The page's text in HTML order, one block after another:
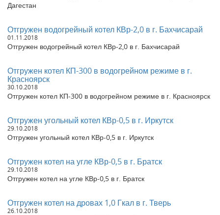
Дагестан
Отгружен водогрейный котел КВр-2,0 в г. Бахчисарай
01.11.2018
Отгружен водогрейный котел КВр-2,0 в г. Бахчисарай
Отгружен котел КП-300 в водогрейном режиме в г.
Красноярск
30.10.2018
Отгружен котел КП-300 в водогрейном режиме в г. Красноярск
Отгружен угольный котел КВр-0,5 в г. Иркутск
29.10.2018
Отгружен угольный котел КВр-0,5 в г. Иркутск
Отгружен котел на угле КВр-0,5 в г. Братск
29.10.2018
Отгружен котел на угле КВр-0,5 в г. Братск
Отгружен котел на дровах 1,0 Гкал в г. Тверь
26.10.2018